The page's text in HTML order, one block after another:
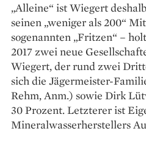
„Alleine“ ist Wiegert
seinen „weniger als 200“
sogenannten „Fritzen“ –
2017 zwei neue
Wiegert, der rund zwei
sich die Jägermeister-
Rehm, Anm.) sowie Dirk
30 Prozent. Letzterer ist
Mineralwasserherstellers